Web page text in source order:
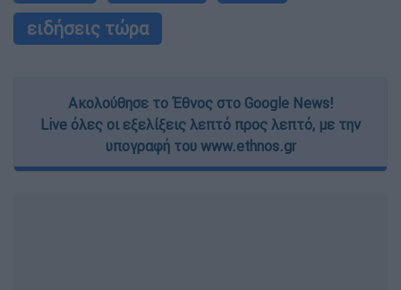
ειδήσεις τώρα
Ακολούθησε το Έθνος στο Google News!
Live όλες οι εξελίξεις λεπτό προς λεπτό, με την
υπογραφή του www.ethnos.gr